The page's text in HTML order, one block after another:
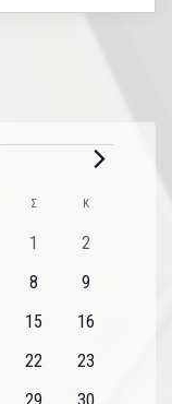
Σ Κ
01
0
2
0
8
0
9
0
15
0
16
0
22
0
23
0
0